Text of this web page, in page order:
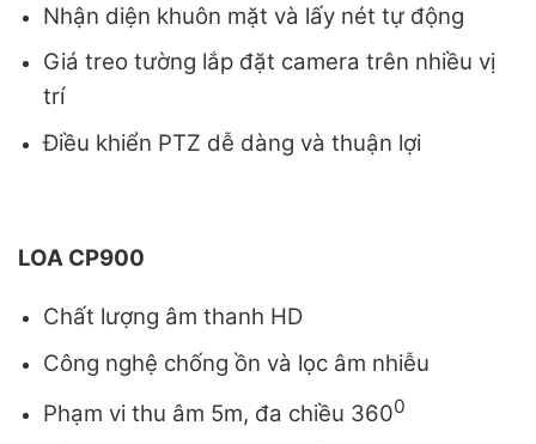
Nhận diện khuôn mặt và lấy nét tự động
Giá treo tường lắp đặt camera trên nhiều vị
trí
Điều khiển PTZ dễ dàng và thuận lợi
LOA CP900
Chất lượng âm thanh HD
Công nghệ chống ồn và lọc âm nhiễu
Phạm vi thu âm 5m, đa chiều 3600